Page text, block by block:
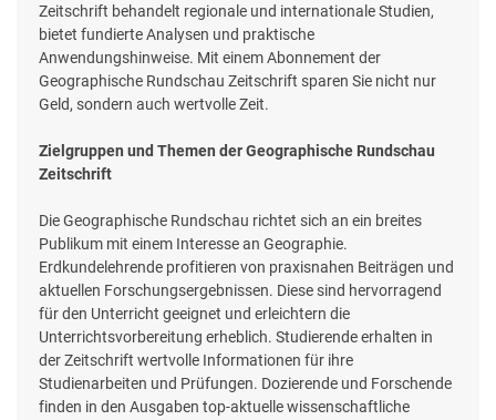
Zeitschrift behandelt regionale und internationale Studien,
bietet fundierte Analysen und praktische
Anwendungshinweise. Mit einem Abonnement der
Geographische Rundschau Zeitschrift sparen Sie nicht nur
Geld, sondern auch wertvolle Zeit.
Zielgruppen und Themen der Geographische Rundschau
Zeitschrift
Die Geographische Rundschau richtet sich an ein breites
Publikum mit einem Interesse an Geographie.
Erdkundelehrende profitieren von praxisnahen Beiträgen und
aktuellen Forschungsergebnissen. Diese sind hervorragend
für den Unterricht geeignet und erleichtern die
Unterrichtsvorbereitung erheblich. Studierende erhalten in
der Zeitschrift wertvolle Informationen für ihre
Studienarbeiten und Prüfungen. Dozierende und Forschende
finden in den Ausgaben top-aktuelle wissenschaftliche